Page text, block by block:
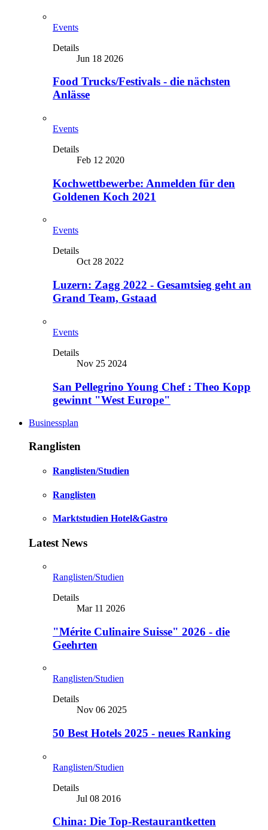
Events
Details
Jun 18 2026
Food Trucks/Festivals - die nächsten
Anlässe
Events
Details
Feb 12 2020
Kochwettbewerbe: Anmelden für den
Goldenen Koch 2021
Events
Details
Oct 28 2022
Luzern: Zagg 2022 - Gesamtsieg geht an
Grand Team, Gstaad
Events
Details
Nov 25 2024
San Pellegrino Young Chef : Theo Kopp
gewinnt "West Europe"
Businessplan
Ranglisten
Ranglisten/Studien
Ranglisten
Marktstudien Hotel&Gastro
Latest News
Ranglisten/Studien
Details
Mar 11 2026
"Mérite Culinaire Suisse" 2026 - die
Geehrten
Ranglisten/Studien
Details
Nov 06 2025
50 Best Hotels 2025 - neues Ranking
Ranglisten/Studien
Details
Jul 08 2016
China: Die Top-Restaurantketten